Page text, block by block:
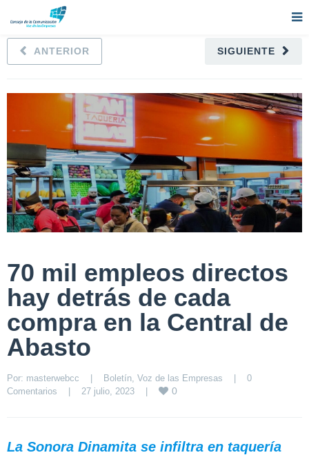
SIGUIENTE
ANTERIOR
70 mil empleos directos
hay detrás de cada
compra en la Central de
Abasto
Por: masterwebcc | Boletín Voz de las Empresas |
0
Comentarios
| 27 julio, 2023 | 0
La Sonora Dinamita se infiltra en taquería